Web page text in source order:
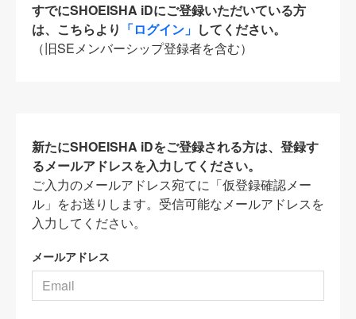
すでにSHOEISHA iDにご登録いただいている方
は、こちらより 「ログイン」 してください。
（旧SEメンバーシップ登録者を含む）
新たにSHOEISHA iDをご登録される方は、登録す
るメールアドレスを入力してください。
ご入力のメールアドレス宛てに「仮登録確認メー
ル」をお送りします。受信可能なメールアドレスを
入力してください。
メールアドレス